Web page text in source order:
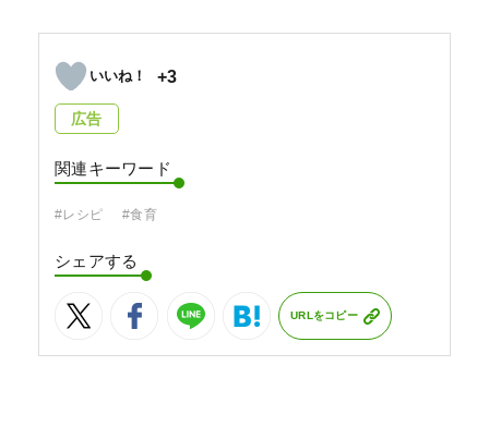
+3
広告
関連キーワード
#レシピ #食育
シェアする
URLをコピー